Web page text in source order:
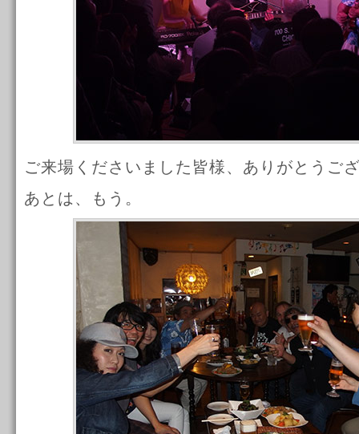
ご来場くださいました皆様、ありがとうご
あとは、もう。